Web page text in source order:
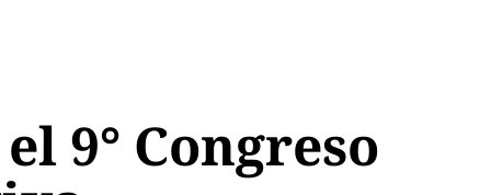
9° Congreso